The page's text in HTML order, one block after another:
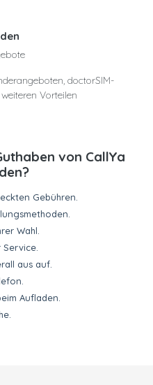
doctorSIM-
Vorteilen
von CallYa
Gebühren.
Wahl.
aus auf.
Aufladen.